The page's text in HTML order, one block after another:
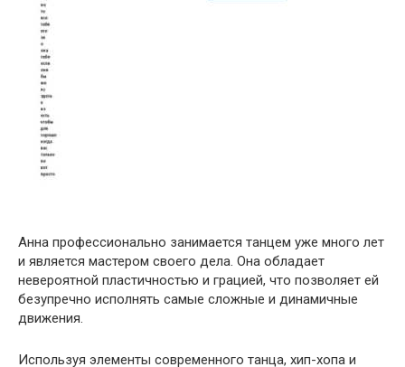
Анна профессионально занимается танцем уже много лет
и является мастером своего дела. Она обладает
невероятной пластичностью и грацией, что позволяет ей
безупречно исполнять самые сложные и динамичные
движения.
Используя элементы современного танца, хип-хопа и